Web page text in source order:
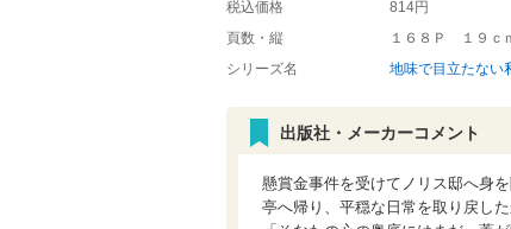
税込価格
814円
頁数・縦
１６８Ｐ １９ｃ
シリーズ名
地味で目立たない
出版社・メーカーコメント
懸賞金事件を受けてノリス邸へ身
亭へ帰り、平穏な日常を取り戻し